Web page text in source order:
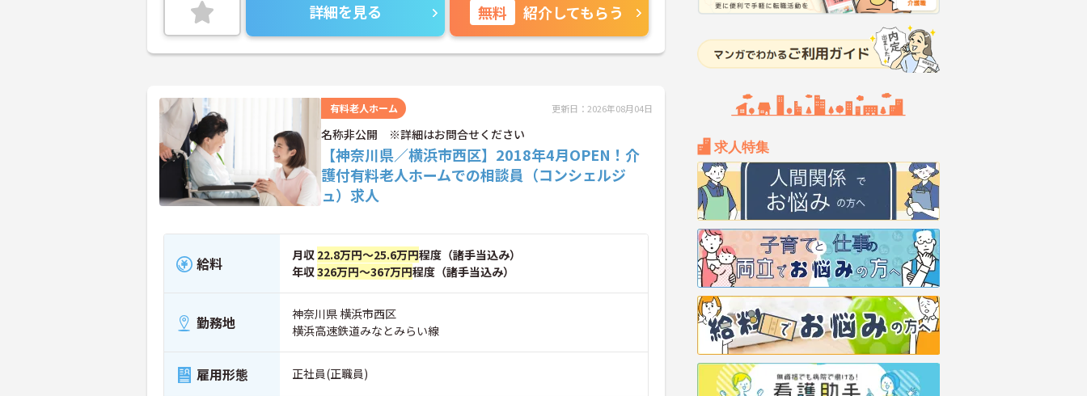
求人特集
詳細を見る 無料 紹介してもらう
有料老人ホーム 更新日：2026年08月04日
名称非公開 ※詳細はお問合せください
【神奈川県／横浜市西区】2018年4月OPEN！介
護付有料老人ホームでの相談員（コンシェルジ
ュ）求人
給料 月収 22.8万円～25.6万円程度（諸手当込み）
年収326万円～367万円程度（諸手当込み）
勤務地
神奈川県 横浜市西区
横浜高速鉄道みなとみらい線
雇用形態 正社員(正職員)